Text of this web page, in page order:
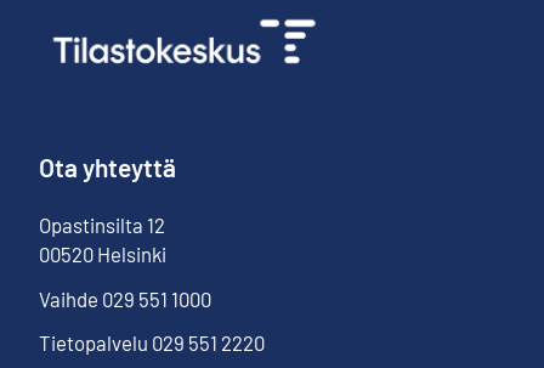
Ota yhteyttä
Opastinsilta 12
00520 Helsinki
Vaihde 029 551 1000
Tietopalvelu 029 551 2220